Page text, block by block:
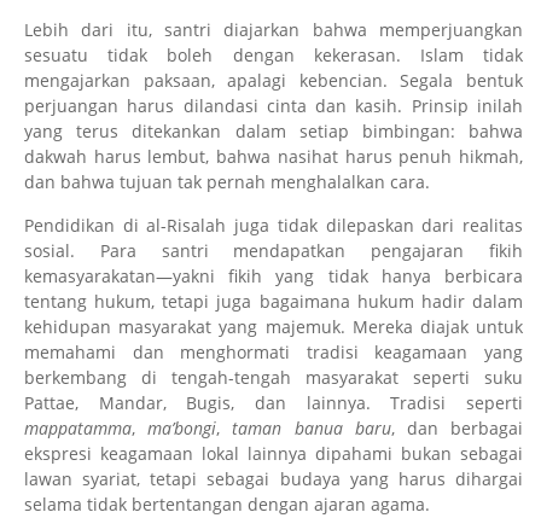
Lebih dari itu, santri diajarkan bahwa memperjuangkan
sesuatu tidak boleh dengan kekerasan. Islam tidak
mengajarkan paksaan, apalagi kebencian. Segala bentuk
perjuangan harus dilandasi cinta dan kasih. Prinsip inilah
yang terus ditekankan dalam setiap bimbingan: bahwa
dakwah harus lembut, bahwa nasihat harus penuh hikmah,
dan bahwa tujuan tak pernah menghalalkan cara.
Pendidikan di al-Risalah juga tidak dilepaskan dari realitas
sosial. Para santri mendapatkan pengajaran fikih
kemasyarakatan—yakni fikih yang tidak hanya berbicara
tentang hukum, tetapi juga bagaimana hukum hadir dalam
kehidupan masyarakat yang majemuk. Mereka diajak untuk
memahami dan menghormati tradisi keagamaan yang
berkembang di tengah-tengah masyarakat seperti suku
Pattae, Mandar, Bugis, dan lainnya. Tradisi seperti
mappatamma,ma’bongi,taman banua baru, dan berbagai
ekspresi keagamaan lokal lainnya dipahami bukan sebagai
lawan syariat, tetapi sebagai budaya yang harus dihargai
selama tidak bertentangan dengan ajaran agama.